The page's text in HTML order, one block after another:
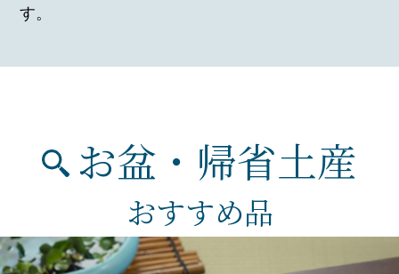
す。
お盆・帰省土産
おすすめ品